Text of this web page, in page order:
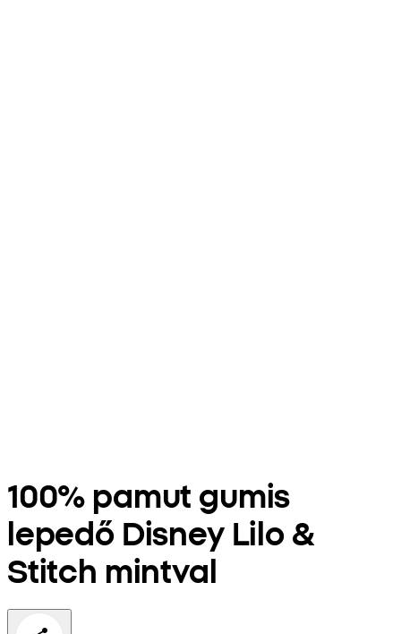
100% pamut gumis
lepedő Disney Lilo &
Stitch mintval